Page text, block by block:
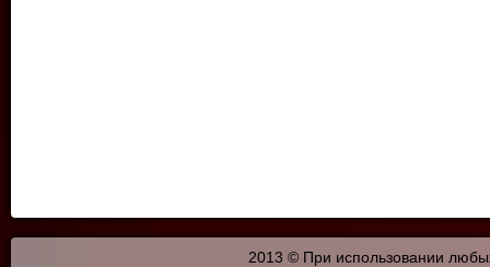
2013 © При использовании